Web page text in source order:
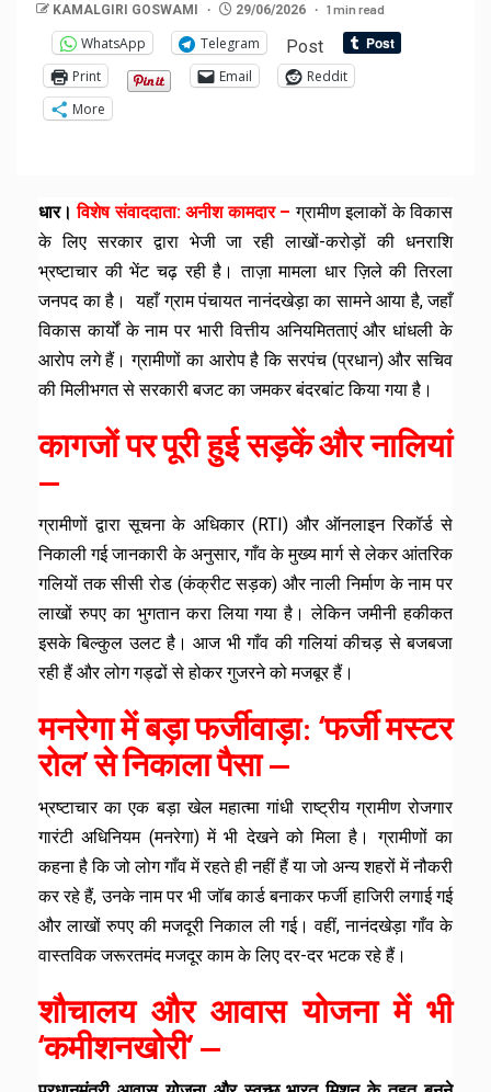
KAMALGIRI GOSWAMI 29/06/2026 1 min read
WhatsApp Telegram Post
Print Email
Reddit
More
धार।विशेष संवाददाता: अनीश कामदार – ग्रामीण इलाकों के विकास
के लिए सरकार द्वारा भेजी जा रही लाखों-करोड़ों की धनराशि
भ्रष्टाचार की भेंट चढ़ रही है। ताज़ा मामला धार ज़िले की तिरला
जनपद का है। यहाँ ग्राम पंचायत नानंदखेड़ा का सामने आया है, जहाँ
विकास कार्यों के नाम पर भारी वित्तीय अनियमितताएं और धांधली के
आरोप लगे हैं। ग्रामीणों का आरोप है कि सरपंच (प्रधान) और सचिव
की मिलीभगत से सरकारी बजट का जमकर बंदरबांट किया गया है।
कागजों पर पूरी हुई सड़कें और नालियां
—
ग्रामीणों द्वारा सूचना के अधिकार (RTI) और ऑनलाइन रिकॉर्ड से
निकाली गई जानकारी के अनुसार, गाँव के मुख्य मार्ग से लेकर आंतरिक
गलियों तक सीसी रोड (कंक्रीट सड़क) और नाली निर्माण के नाम पर
लाखों रुपए का भुगतान करा लिया गया है। लेकिन जमीनी हकीकत
इसके बिल्कुल उलट है। आज भी गाँव की गलियां कीचड़ से बजबजा
रही हैं और लोग गड्ढों से होकर गुजरने को मजबूर हैं।
मनरेगा में बड़ा फर्जीवाड़ा: ‘फर्जी मस्टर
रोल’ से निकाला पैसा —
भ्रष्टाचार का एक बड़ा खेल महात्मा गांधी राष्ट्रीय ग्रामीण रोजगार
गारंटी अधिनियम (मनरेगा) में भी देखने को मिला है। ग्रामीणों का
कहना है कि जो लोग गाँव में रहते ही नहीं हैं या जो अन्य शहरों में नौकरी
कर रहे हैं, उनके नाम पर भी जॉब कार्ड बनाकर फर्जी हाजिरी लगाई गई
और लाखों रुपए की मजदूरी निकाल ली गई। वहीं, नानंदखेड़ा गाँव के
वास्तविक जरूरतमंद मजदूर काम के लिए दर-दर भटक रहे हैं।
शौचालय और आवास योजना में भी
‘कमीशनखोरी’ —